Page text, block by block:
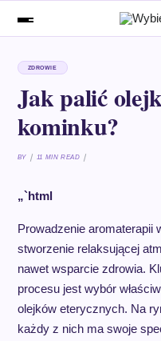
ZDROWIE
Jak palić
kominku?
BY 11 MIN READ
„`html
Prowadzenie aromaterapii
stworzenie relaksującej
nawet wsparcie zdrowia.
procesu jest wybór
olejków eterycznych. Na
każdy z nich ma swoje